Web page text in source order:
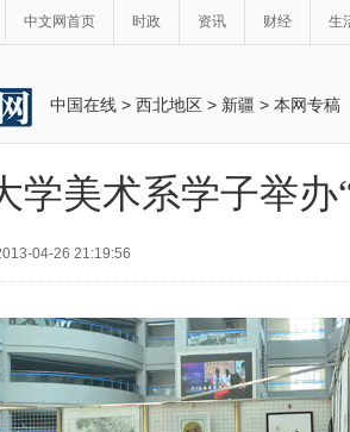
中文网首页 时政 资讯 财经 生
中国在线 > 西北地区 > 新疆 > 本网专稿
学美术系学子举办
04-26 21:19:56